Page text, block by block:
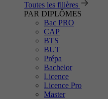
Toutes les filières
PAR DIPLÔMES
Bac PRO
CAP
BTS
BUT
Prépa
Bachelor
Licence
Licence Pro
Master